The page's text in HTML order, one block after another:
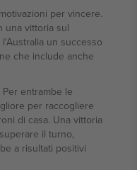
per vincere.
una vittoria sul
un successo
che include anche
Per entrambe le
per raccogliere
di casa. Una vittoria
il turno,
a risultati positivi